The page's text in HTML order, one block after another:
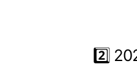
2️⃣